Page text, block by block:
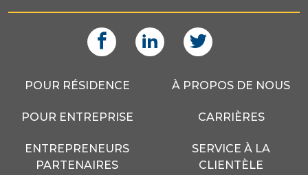
POUR RÉSIDENCE
POUR ENTREPRISE
ENTREPRENEURS
PARTENAIRES
À PROPOS DE NOUS
CARRIÈRES
SERVICE À LA
CLIENTÈLE